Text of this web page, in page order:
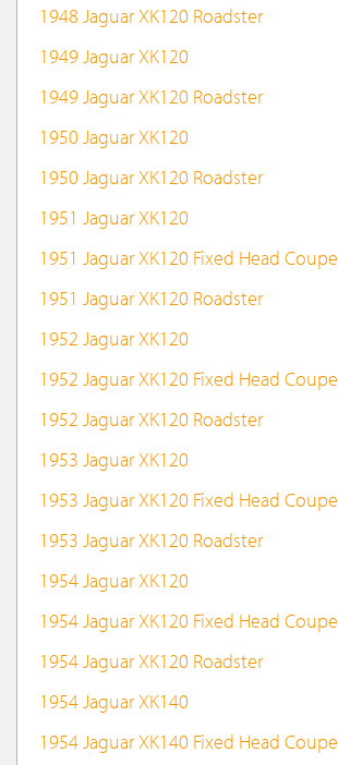
1948 Jaguar XK120 Roadster
1949 Jaguar XK120
1949 Jaguar XK120 Roadster
1950 Jaguar XK120
1950 Jaguar XK120 Roadster
1951 Jaguar XK120
1951 Jaguar XK120 Fixed Head Coupe
1951 Jaguar XK120 Roadster
1952 Jaguar XK120
1952 Jaguar XK120 Fixed Head Coupe
1952 Jaguar XK120 Roadster
1953 Jaguar XK120
1953 Jaguar XK120 Fixed Head Coupe
1953 Jaguar XK120 Roadster
1954 Jaguar XK120
1954 Jaguar XK120 Fixed Head Coupe
1954 Jaguar XK120 Roadster
1954 Jaguar XK140
1954 Jaguar XK140 Fixed Head Coupe